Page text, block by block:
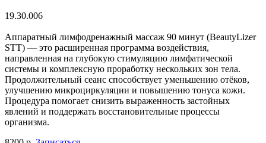
19.30.006
Аппаратный лимфодренажный массаж 90 минут (BeautyLizer
STT) — это расширенная программа воздействия,
направленная на глубокую стимуляцию лимфатической
системы и комплексную проработку нескольких зон тела.
Продолжительный сеанс способствует уменьшению отёков,
улучшению микроциркуляции и повышению тонуса кожи.
Процедура помогает снизить выраженность застойных
явлений и поддержать восстановительные процессы
организма.